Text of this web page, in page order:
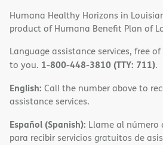
Humana Healthy Horizons in
product of Humana Benefit Plan of
Language assistance services, free
to you. 1-800-448-3810 (TTY: 711).
English: Call the number above to
assistance services.
Español (Spanish): Llame al número
para recibir servicios gratuitos de